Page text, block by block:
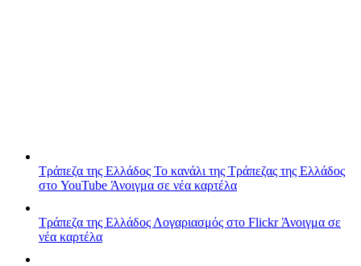
Τράπεζα της Ελλάδος Το κανάλι της Τράπεζας της Ελλάδος
στο YouTube Άνοιγμα σε νέα καρτέλα
Τράπεζα της ΕλλάδοςΛογαριασμός στο FlickrΆνοιγμα σε
νέα καρτέλα